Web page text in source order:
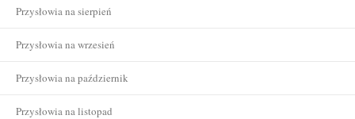
Przysłowia na sierpień
Przysłowia na wrzesień
Przysłowia na październik
Przysłowia na listopad